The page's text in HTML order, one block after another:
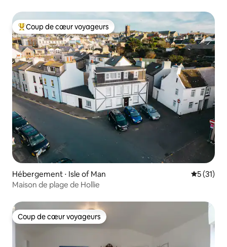
Coups de cœur voyageurs les plus appréciés
Coup de cœur voyageurs
Hébergement ⋅ Isle of Man
5 (31)
Maison de plage de Hollie
Coup de cœur voyageurs
Coup de cœur voyageurs